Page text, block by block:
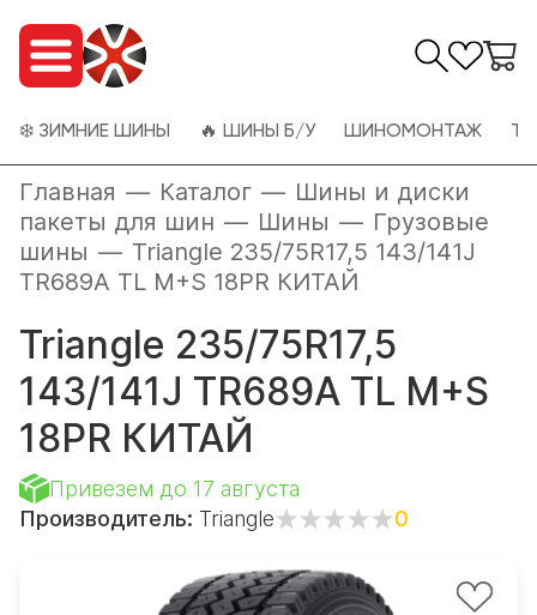
❄️ ЗИМНИЕ ШИНЫ 🔥 ШИНЫ Б/У ШИНОМОНТАЖ
Главная — Каталог — Шины и диски
пакеты для шин — Шины — Грузовые
шины — Triangle 235/75R17,5 143/141J
TR689A TL M+S 18PR КИТАЙ
Triangle 235/75R17,5
143/141J TR689A TL M+S
18PR КИТАЙ
Привезем до 17 августа
Производитель: Triangle 0